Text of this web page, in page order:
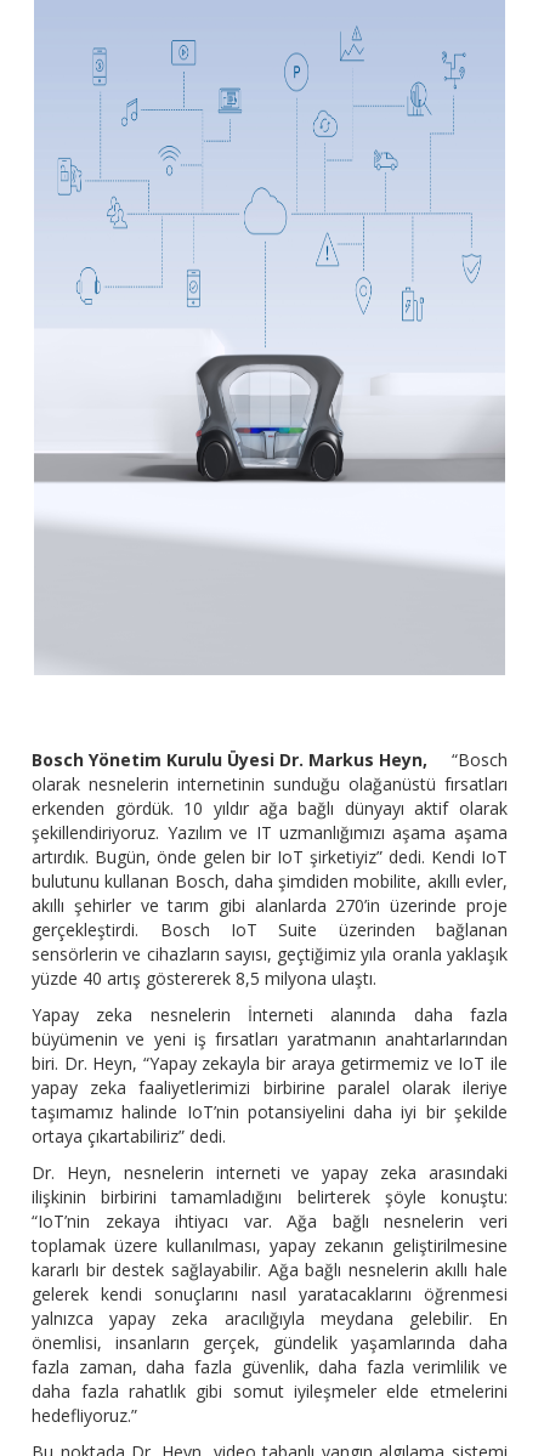
Bosch Yönetim Kurulu Üyesi Dr. Markus Heyn, “Bosch
olarak nesnelerin internetinin sunduğu olağanüstü fırsatları
erkenden gördük. 10 yıldır ağa bağlı dünyayı aktif olarak
şekillendiriyoruz. Yazılım ve IT uzmanlığımızı aşama aşama
artırdık. Bugün, önde gelen bir IoT şirketiyiz” dedi. Kendi IoT
bulutunu kullanan Bosch, daha şimdiden mobilite, akıllı evler,
akıllı şehirler ve tarım gibi alanlarda 270’in üzerinde proje
gerçekleştirdi. Bosch IoT Suite üzerinden bağlanan
sensörlerin ve cihazların sayısı, geçtiğimiz yıla oranla yaklaşık
yüzde 40 artış göstererek 8,5 milyona ulaştı.
Yapay zeka nesnelerin İnterneti alanında daha fazla
büyümenin ve yeni iş fırsatları yaratmanın anahtarlarından
biri. Dr. Heyn, “Yapay zekayla bir araya getirmemiz ve IoT ile
yapay zeka faaliyetlerimizi birbirine paralel olarak ileriye
taşımamız halinde IoT’nin potansiyelini daha iyi bir şekilde
ortaya çıkartabiliriz” dedi.
Dr. Heyn, nesnelerin interneti ve yapay zeka arasındaki
ilişkinin birbirini tamamladığını belirterek şöyle konuştu:
“IoT’nin zekaya ihtiyacı var. Ağa bağlı nesnelerin veri
toplamak üzere kullanılması, yapay zekanın geliştirilmesine
kararlı bir destek sağlayabilir. Ağa bağlı nesnelerin akıllı hale
gelerek kendi sonuçlarını nasıl yaratacaklarını öğrenmesi
yalnızca yapay zeka aracılığıyla meydana gelebilir. En
önemlisi, insanların gerçek, gündelik yaşamlarında daha
fazla zaman, daha fazla güvenlik, daha fazla verimlilik ve
daha fazla rahatlık gibi somut iyileşmeler elde etmelerini
hedefliyoruz.”